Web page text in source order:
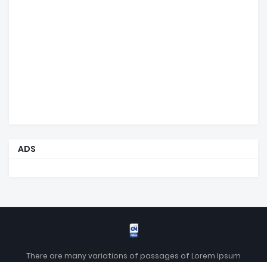
ADS
There are many variations of passages of Lorem Ipsum